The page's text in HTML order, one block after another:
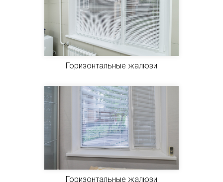
Горизонтальные жалюзи
Горизонтальные жалюзи